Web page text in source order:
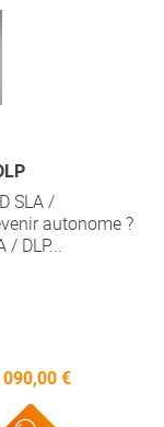
SLA /
autonome ?
/ DLP...
090,00 €